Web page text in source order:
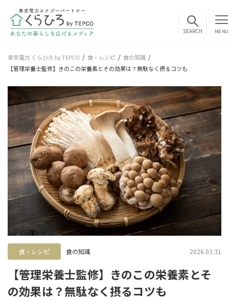
MENU
東京電力 くらひろ by TEPCO 食・レシピ
食の知識
【管理栄養士監修】きのこの栄養素とその効果は？無駄なく摂るコツも
2026.03.31
食・レシピ 食の知識
【管理栄養士監修】きのこの栄養素とそ
の効果は？無駄なく摂るコツも